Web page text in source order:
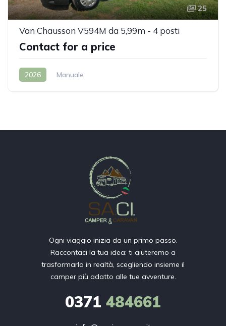
25
Van Chausson V594M da 5,99m - 4 posti
Contact for a price
2026 Manuale
Ogni viaggio inizia da un primo passo.
Raccontaci la tua idea: ti aiuteremo a
trasformarla in realtà, scegliendo insieme il
camper più adatto alle tue avventure.
0371 484661